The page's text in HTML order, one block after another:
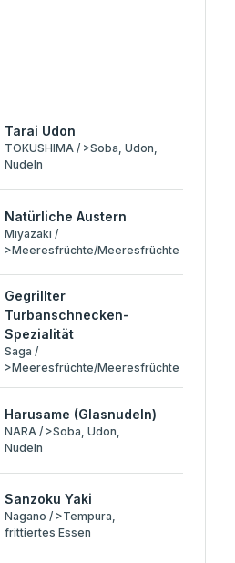
Tarai Udon
TOKUSHIMA / >Soba, Udon,
Nudeln
Natürliche Austern
Miyazaki /
>Meeresfrüchte/Meeresfrüchte
Gegrillter
Turbanschnecken-
Spezialität
Saga /
>Meeresfrüchte/Meeresfrüchte
Harusame (Glasnudeln)
NARA / >Soba, Udon,
Nudeln
Sanzoku Yaki
Nagano / >Tempura,
frittiertes Essen